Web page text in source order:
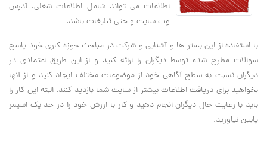
اطلاعات مي تواند شامل اطلاعات شغلي، آدرس
وب سايت و حتي تبليغات باشد.
با استفاده از اين بستر ها و آشنايي و شرکت در مباحث حوزه کاري خود پاسخ
سوالات مطرح شده توسط ديگران را ارائه کنيد و از اين طريق اعتمادي در
ديگران نسبت به سطح آگاهي خود از موضوعات مختلف ايجاد کنيد و از آنها
بخواهيد براي دريافت اطلاعات بيشتر از سايت شما بازديد کنند. البته اين کار را
بايد با رعايت حال ديگران انجام دهيد و کار با ارزش خود را در حد يک اسپمر
پايين نياوريد.